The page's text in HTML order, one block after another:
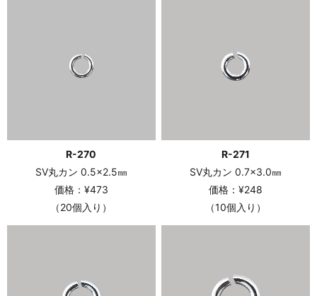
R-270
SV丸カン 0.5×2.5㎜
価格：¥473
（20個入り）
R-271
SV丸カン 0.7×3.0㎜
価格：¥248
（10個入り）